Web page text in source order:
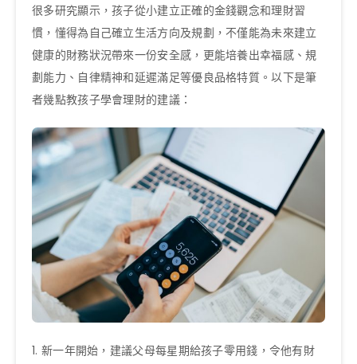
很多研究顯示，孩子從小建立正確的金錢觀念和理財習
慣，懂得為自己確立生活方向及規劃，不僅能為未來建立
健康的財務狀況帶來一份安全感，更能培養出幸福感、規
劃能力、自律精神和延遲滿足等優良品格特質。以下是筆
者幾點教孩子學會理財的建議：
1. 新一年開始，建議父母每星期給孩子零用錢，令他有財